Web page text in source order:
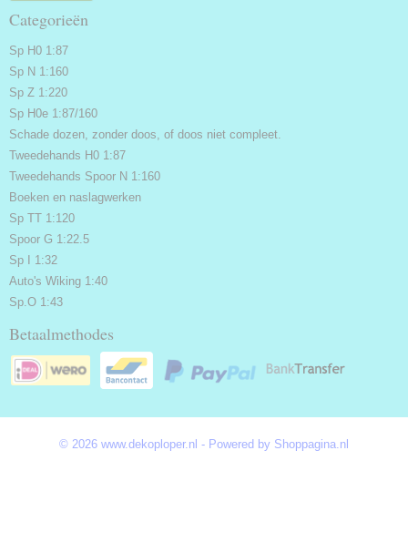
Categorieën
Sp H0 1:87
Sp N 1:160
Sp Z 1:220
Sp H0e 1:87/160
Schade dozen, zonder doos, of doos niet compleet.
Tweedehands H0 1:87
Tweedehands Spoor N 1:160
Boeken en naslagwerken
Sp TT 1:120
Spoor G 1:22.5
Sp I 1:32
Auto's Wiking 1:40
Sp.O 1:43
Betaalmethodes
© 2026 www.dekoploper.nl - Powered by Shoppagina.nl